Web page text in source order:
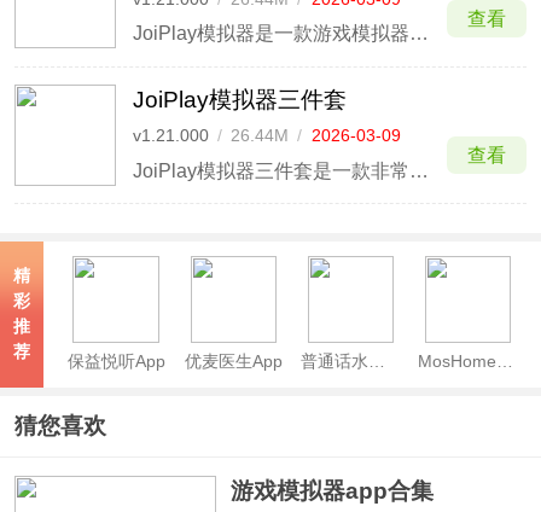
JoiPlay模拟器是一款游戏模拟器软件，可以让使用者在安卓设备上运行RPG Maker游戏。JoiPlay模拟器官方版APP操作简单，自带中文语言，新手小白也能上手使用，支持的游戏引擎为xp(齿轮)、mkxp-z(宝可梦专用)、vx(马头)、vx ace(龙头)、mv(勇
查看
JoiPlay模拟器三件套
v1.21.000 / 26.44M / 2026-03-09
JoiPlay模拟器三件套是一款非常好用的PC游戏安卓模拟器，包含一个本体(主程序)外加2个插件(rpg maker和renpy插件)，也就是我们所说的模拟器三件套。
查看
精
彩
推
荐
保益悦听App 优麦医生App
猜您喜欢
游戏模拟器app合集